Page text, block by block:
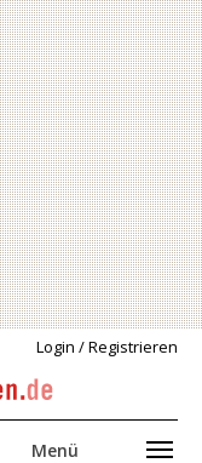
Login / Registrieren
Menü